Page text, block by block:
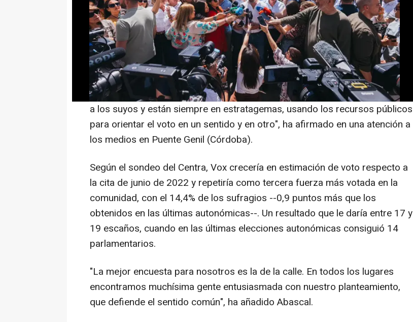
los datos de la 'Encuesta preelectoral de las Elecciones Autonómicas
andaluzas 2026' publicada este martes por la Fundación Centro de
Estudios Andaluces (Centra), dependiente de la Consejería de Sanidad,
Presidencia y Emergencias de la Junta, a menos de dos semanas de los
próximos comicios autonómicos que se celebran el 17 de mayo.
"Yo creo que el señor Sánchez tiene a sus 'tezanos' y el señor Moreno tiene
a los suyos y están siempre en estratagemas, usando los recursos públicos
para orientar el voto en un sentido y en otro", ha afirmado en una atención a
los medios en Puente Genil (Córdoba).
Según el sondeo del Centra, Vox crecería en estimación de voto respecto a
la cita de junio de 2022 y repetiría como tercera fuerza más votada en la
comunidad, con el 14,4% de los sufragios --0,9 puntos más que los
obtenidos en las últimas autonómicas--. Un resultado que le daría entre 17 y
19 escaños, cuando en las últimas elecciones autonómicas consiguió 14
parlamentarios.
"La mejor encuesta para nosotros es la de la calle. En todos los lugares
encontramos muchísima gente entusiasmada con nuestro planteamiento,
que defiende el sentido común", ha añadido Abascal.